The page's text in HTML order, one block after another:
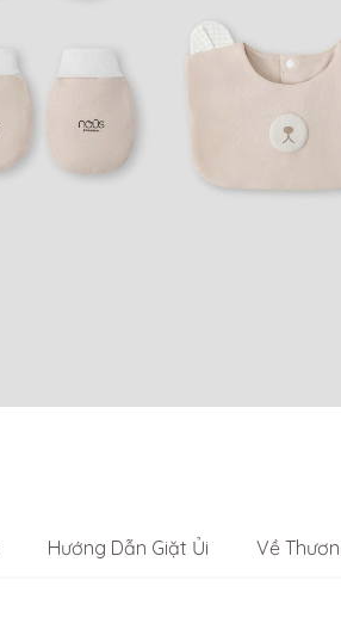
Hướng Dẫn Giặt Ủi Về